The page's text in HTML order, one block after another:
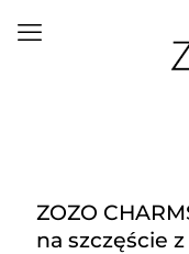
ZOZO
na szczęście